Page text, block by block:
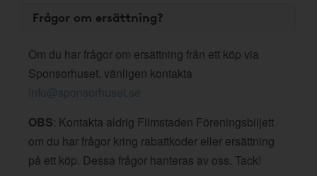
Frågor om ersättning?
Om du har frågor om ersättning från ett köp via
Sponsorhuset, vänligen kontakta
info@sponsorhuset.se
OBS: Kontakta aldrig Filmstaden Föreningsbiljett
om du har frågor kring rabattkoder eller ersättning
på ett köp. Dessa frågor hanteras av oss. Tack!